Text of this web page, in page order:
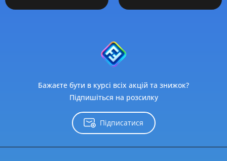
Бажаєте бути в курсі всіх акцій та знижок?
Підпишіться на розсилку
Підписатися